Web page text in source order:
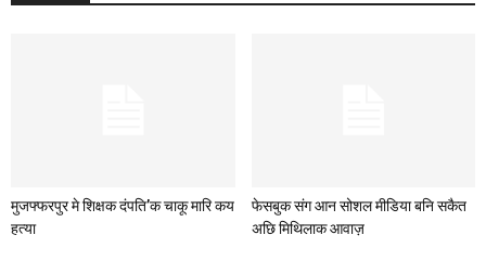
मुजफ्फरपुर मे शिक्षक दंपति’क चाकू मारि कय
हत्या
फेसबुक संग आन सोशल मीडिया बनि सकैत
अछि मिथिलाक आवाज़